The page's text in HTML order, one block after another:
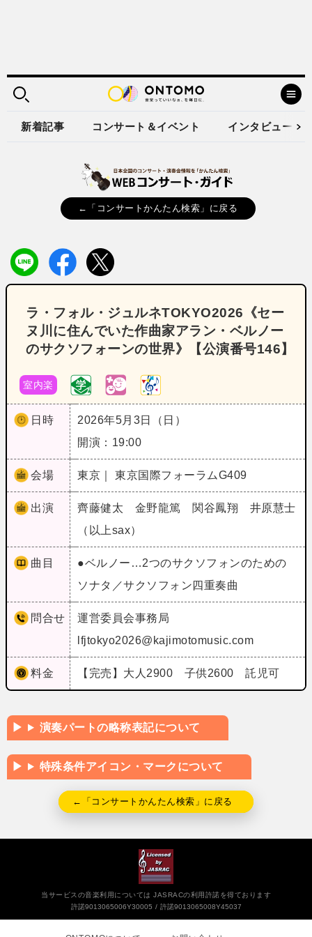
新着記事 コンサート＆イベント インタビュー
←「コンサートかんたん検索」に戻る
ラ・フォル・ジュルネTOKYO2026《セー
ヌ川に住んでいた作曲家アラン・ベルノー
のサクソフォーンの世界》【公演番号146】
室内楽
日時
2026年5月3日（日）
開演：19:00
会場 東京｜ 東京国際フォーラムG409
出演
齊藤健太 金野龍篤 関谷鳳翔 井原慧士
（以上sax）
曲目
●ベルノー…2つのサクソフォンのための
ソナタ／サクソフォン四重奏曲
問合せ
運営委員会事務局
lfjtokyo2026@kajimotomusic.com
料金 【完売】大人2900 子供2600 託児可
演奏パートの略称表記について
特殊条件アイコン・マークについて
←「コンサートかんたん検索」に戻る
当サービスの音楽利用については JASRACの利用許諾を得ております
許諾9013065006Y30005
許諾9013065008Y45037